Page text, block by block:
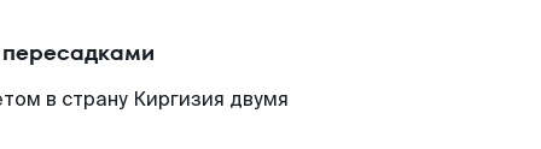
в страну Киргизия двумя